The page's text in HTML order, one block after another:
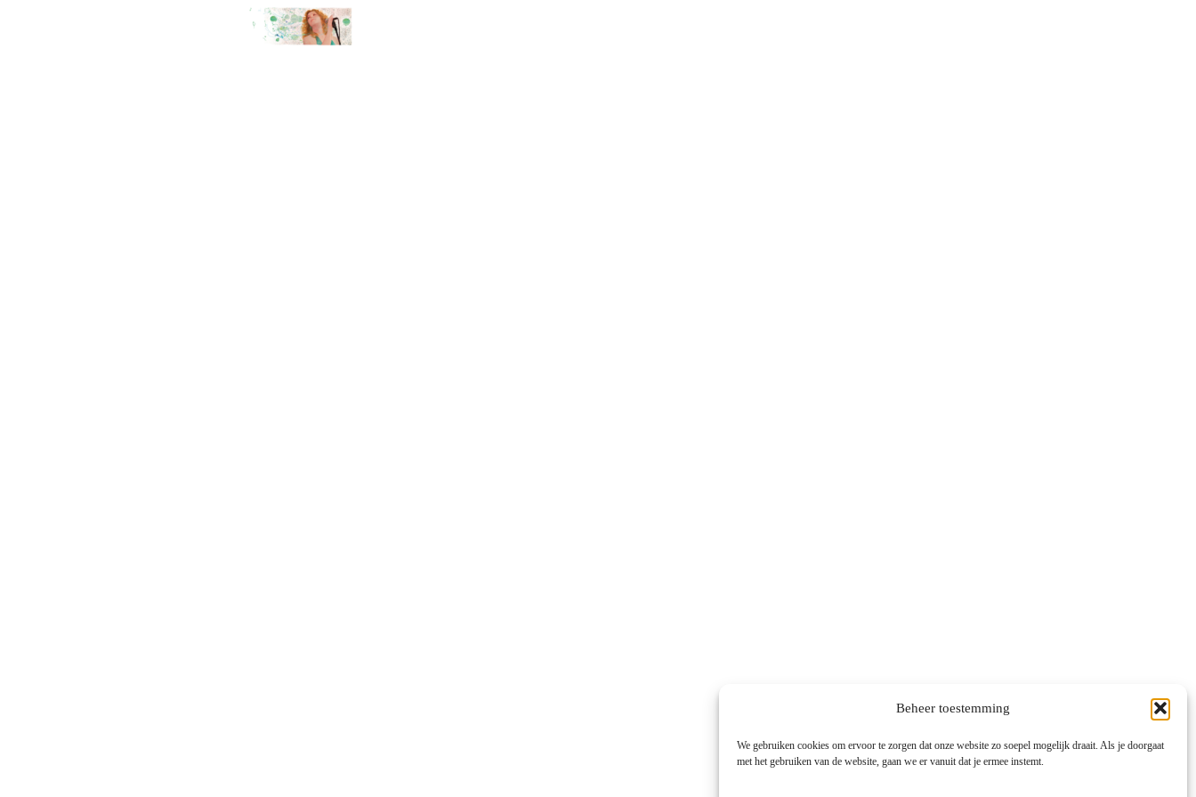
Beheer toestemming
We gebruiken cookies om ervoor te zorgen dat onze website zo soepel mogelijk draait. Als je doorgaat
met het gebruiken van de website, gaan we er vanuit dat je ermee instemt.